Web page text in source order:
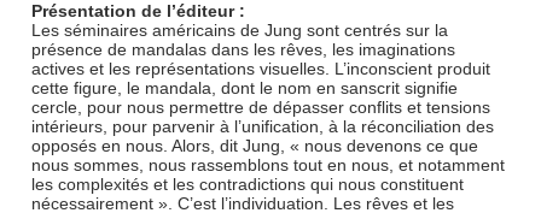
Présentation de l’éditeur :
Les séminaires américains de Jung sont centrés sur la
présence de mandalas dans les rêves, les imaginations
actives et les représentations visuelles. L’inconscient produit
cette figure, le mandala, dont le nom en sanscrit signifie
cercle, pour nous permettre de dépasser conflits et tensions
intérieurs, pour parvenir à l’unification, à la réconciliation des
opposés en nous. Alors, dit Jung, « nous devenons ce que
nous sommes, nous rassemblons tout en nous, et notamment
les complexités et les contradictions qui nous constituent
nécessairement ». C’est l’individuation. Les rêves et les